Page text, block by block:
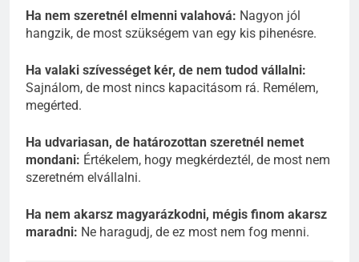
Ha nem szeretnél elmenni valahová: Nagyon jól
hangzik, de most szükségem van egy kis pihenésre.
Ha valaki szívességet kér, de nem tudod vállalni:
Sajnálom, de most nincs kapacitásom rá. Remélem,
megérted.
Ha udvariasan, de határozottan szeretnél nemet
mondani: Értékelem, hogy megkérdeztél, de most nem
szeretném elvállalni.
Ha nem akarsz magyarázkodni, mégis finom akarsz
maradni: Ne haragudj, de ez most nem fog menni.